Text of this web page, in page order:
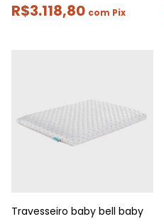
R$3.118,80 com Pix
Travesseiro baby bell baby